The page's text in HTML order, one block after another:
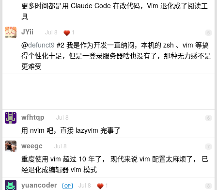
更多时间都是用 Claude Code 在改代码，Vim 退化成了阅读工
具
5
JYii Jul 8 1
@defunct9 #2 我是作为开发一直纳闷，本机的 zsh 、vim 等搞
得个性化十足，但是一登录服务器啥也没有了，那种无力感不是
更难受
6
wfhtqp Jul 8
用 nvim 吧，直接 lazyvim 完事了
7
weegc Jul 8
重度使用 vim 超过 10 年了， 现代来说 vim 配置太麻烦了， 已
经退化成编辑器 vim 模式
8
yuancoder OP Jul 8 1